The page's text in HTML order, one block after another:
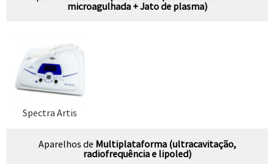
microagulhada + Jato de plasma)
Spectra Artis
Aparelhos de Multiplataforma (ultracavitação,
radiofrequência e lipoled)